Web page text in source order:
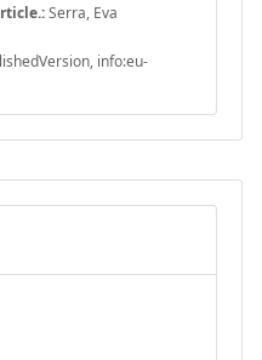
Serra, Eva
info:eu-